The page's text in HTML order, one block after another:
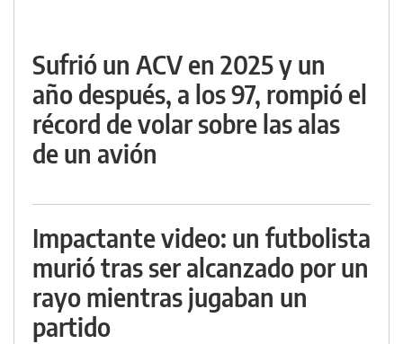
Sufrió un ACV en 2025 y un
año después, a los 97, rompió el
récord de volar sobre las alas
de un avión
Impactante video: un futbolista
murió tras ser alcanzado por un
rayo mientras jugaban un
partido